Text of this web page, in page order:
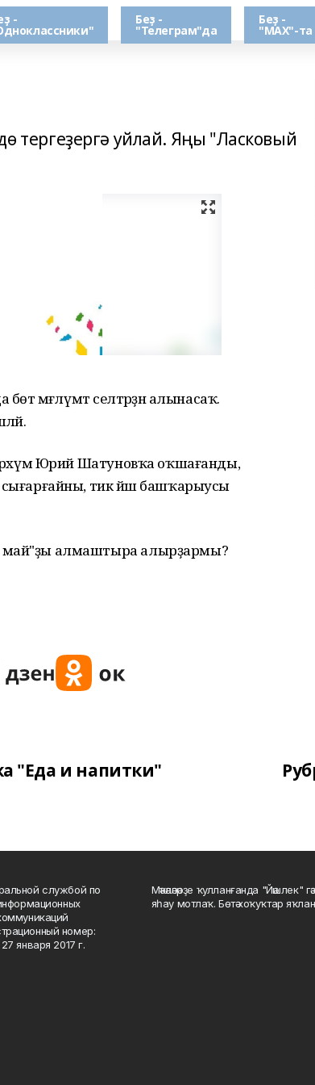
- Беҙ -
"Телеграм"да
Беҙ -
"МАХ"-та
тергеҙергә уйлай. Яңы "Ласковый
мәғлүмәт селтәрҙән алынасаҡ.
Юрий Шатуновҡа оҡшағанды,
лә сығарғайны, тик йәш башҡарыусы
май"ҙы алмаштыра алырҙармы?
"Еда и напитки"
службой по
номер:
января 2017 г.
Мәҡәләләрҙе ҡулланғанда "Йәшлек"
яһау мотлаҡ. Бөтә хоҡуҡтар